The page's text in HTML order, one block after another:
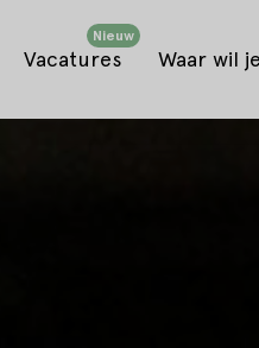
Vacatures
Nieuw
Waar wil